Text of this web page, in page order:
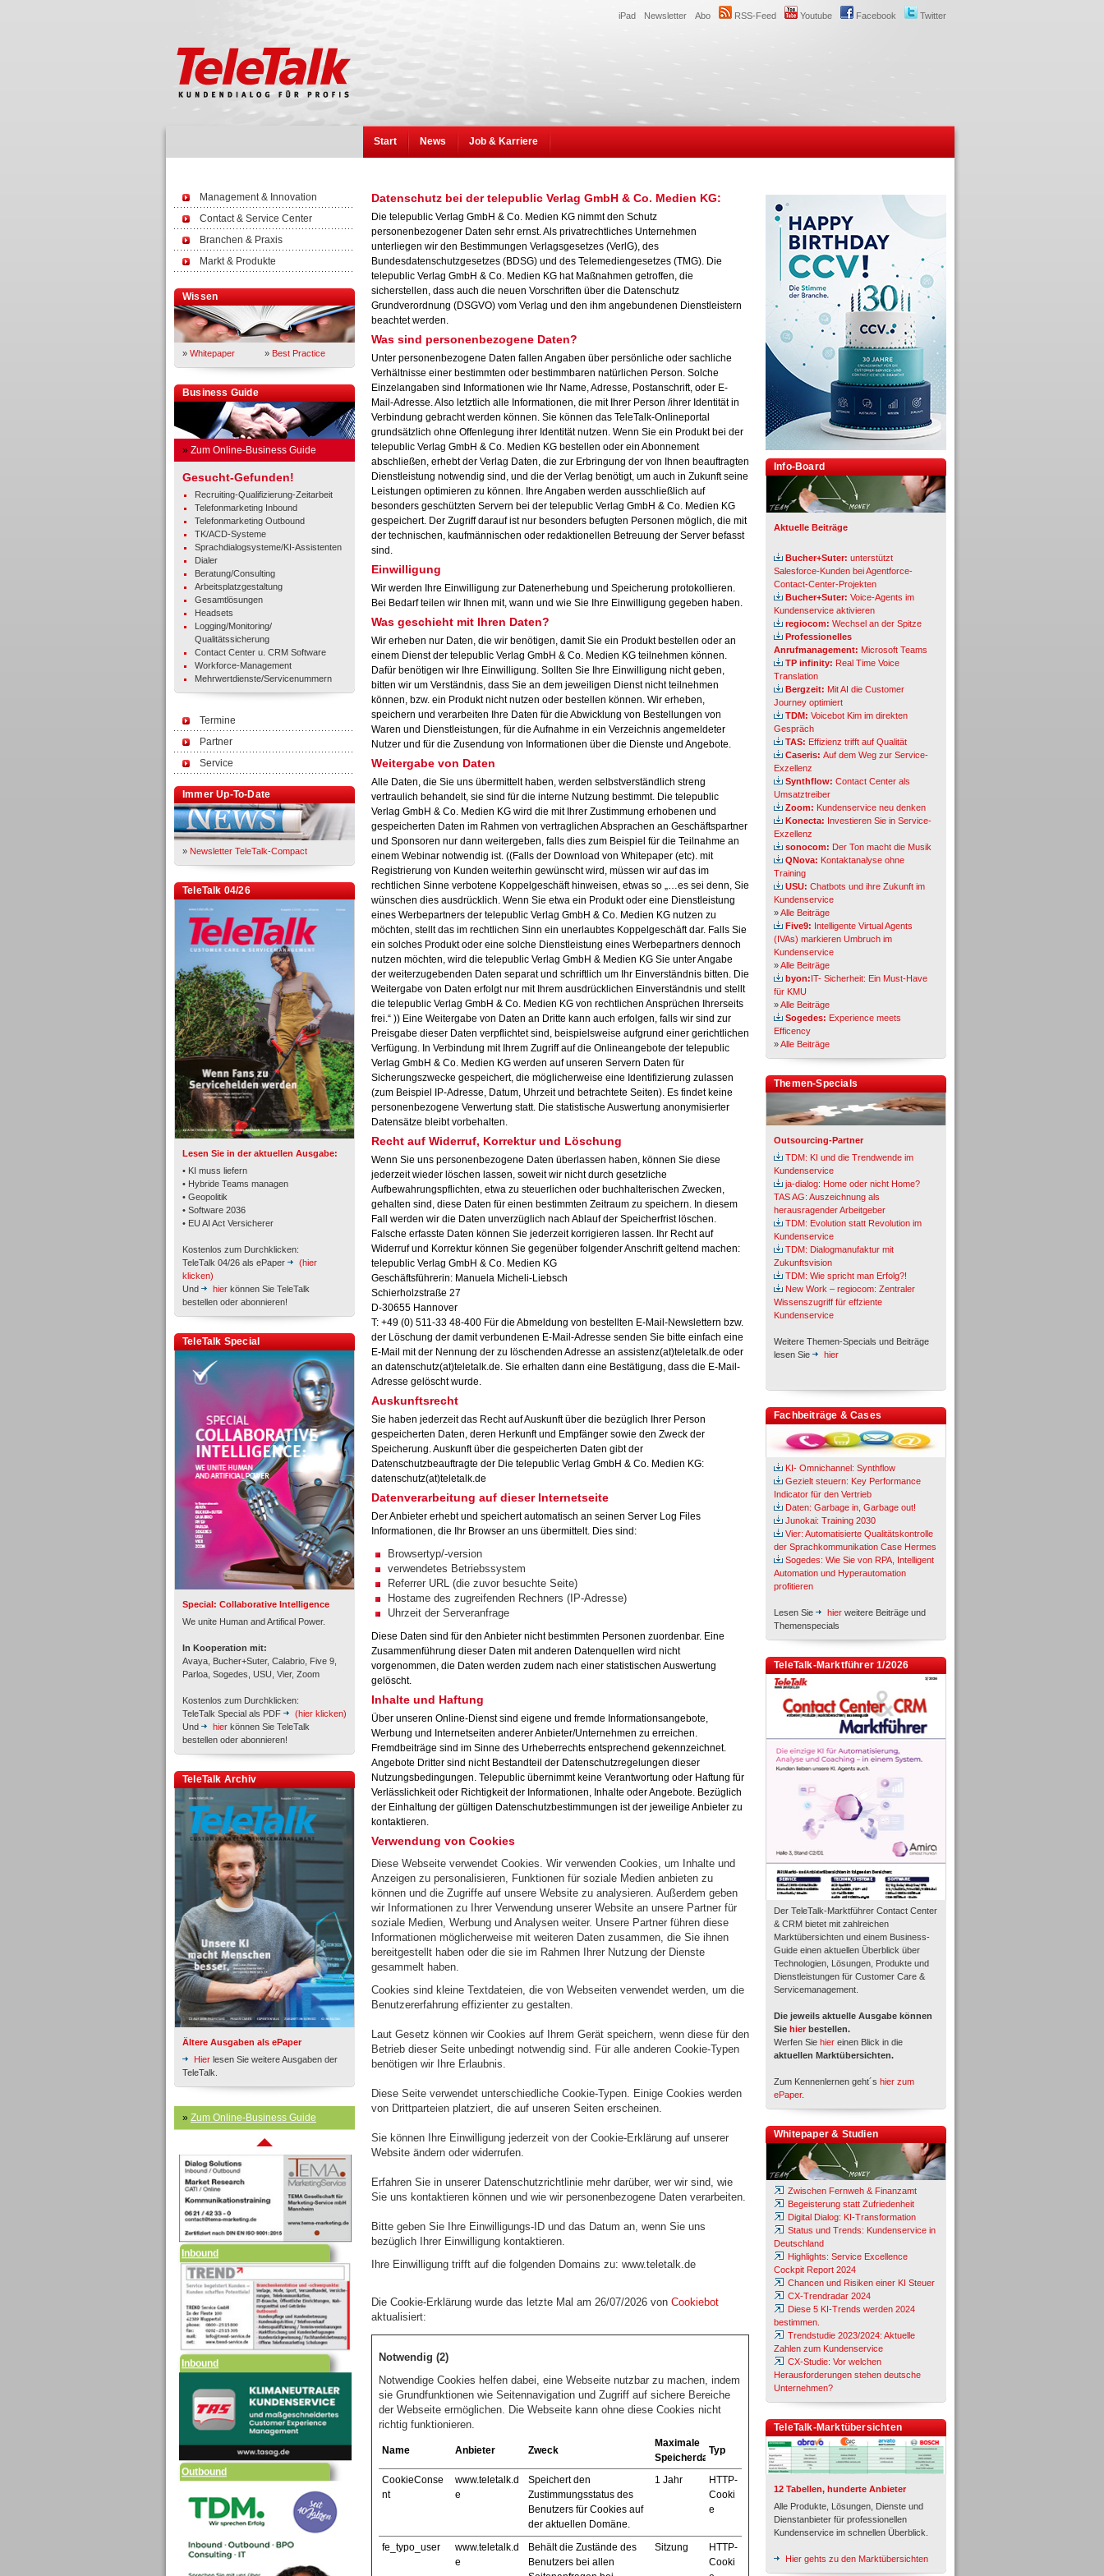
Twitter
Facebook
Youtube
RSS-Feed
Abo
Newsletter
iPad
Start News Job & Karriere
Management & Innovation
Contact & Service Center
Branchen & Praxis
Markt & Produkte
Wissen
» Whitepaper » Best Practice
Business Guide
» Zum Online-Business Guide
Gesucht-Gefunden!
Recruiting-Qualifizierung-Zeitarbeit
Telefonmarketing Inbound
Telefonmarketing Outbound
TK/ACD-Systeme
Sprachdialogsysteme/KI-Assistenten
Dialer
Beratung/Consulting
Arbeitsplatzgestaltung
Gesamtlösungen
Headsets
Logging/Monitoring/
Qualitätssicherung
Contact Center u. CRM Software
Workforce-Management
Mehrwertdienste/Servicenummern
Termine
Partner
Service
Immer Up-To-Date
» Newsletter TeleTalk-Compact
TeleTalk 04/26
Lesen Sie in der aktuellen Ausgabe:
• KI muss liefern
• Hybride Teams managen
• Geopolitik
• Software 2036
• EU AI Act Versicherer
Kostenlos zum Durchklicken:
TeleTalk 04/26 als ePaper
(hier
klicken)
Und
hier können Sie TeleTalk
bestellen oder abonnieren!
TeleTalk Special
Special: Collaborative Intelligence
We unite Human and Artifical Power.
In Kooperation mit:
Avaya, Bucher+Suter, Calabrio, Five 9,
Parloa, Sogedes, USU, Vier, Zoom
Kostenlos zum Durchklicken:
TeleTalk Special als PDF
(hier klicken)
Und
hier können Sie TeleTalk
bestellen oder abonnieren!
TeleTalk Archiv
Ältere Ausgaben als ePaper
Hier lesen Sie weitere Ausgaben der
TeleTalk.
» Zum Online-Business Guide
TK- und ACD-Systeme
Workforce-Management
Personal
Personal
Inbound
Inbound
Inbound
Inbound
Inbound
Inbound
Outbound
Datenschutz bei der telepublic Verlag GmbH & Co. Medien KG:
Die telepublic Verlag GmbH & Co. Medien KG nimmt den Schutz
personenbezogener Daten sehr ernst. Als privatrechtliches Unternehmen
unterliegen wir den Bestimmungen Verlagsgesetzes (VerlG), des
Bundesdatenschutzgesetzes (BDSG) und des Telemediengesetzes (TMG). Die
telepublic Verlag GmbH & Co. Medien KG hat Maßnahmen getroffen, die
sicherstellen, dass auch die neuen Vorschriften über die Datenschutz
Grundverordnung (DSGVO) vom Verlag und den ihm angebundenen Dienstleistern
beachtet werden.
Was sind personenbezogene Daten?
Unter personenbezogene Daten fallen Angaben über persönliche oder sachliche
Verhältnisse einer bestimmten oder bestimmbaren natürlichen Person. Solche
Einzelangaben sind Informationen wie Ihr Name, Adresse, Postanschrift, oder E-
Mail-Adresse. Also letztlich alle Informationen, die mit Ihrer Person /ihrer Identität in
Verbindung gebracht werden können. Sie können das TeleTalk-Onlineportal
grundsätzlich ohne Offenlegung ihrer Identität nutzen. Wenn Sie ein Produkt bei der
telepublic Verlag GmbH & Co. Medien KG bestellen oder ein Abonnement
abschließen, erhebt der Verlag Daten, die zur Erbringung der von Ihnen beauftragten
Dienstleistung notwendig sind, und die der Verlag benötigt, um auch in Zukunft seine
Leistungen optimieren zu können. Ihre Angaben werden ausschließlich auf
besonders geschützten Servern bei der telepublic Verlag GmbH & Co. Medien KG
gespeichert. Der Zugriff darauf ist nur besonders befugten Personen möglich, die mit
der technischen, kaufmännischen oder redaktionellen Betreuung der Server befasst
sind.
Einwilligung
Wir werden Ihre Einwilligung zur Datenerhebung und Speicherung protokollieren.
Bei Bedarf teilen wir Ihnen mit, wann und wie Sie Ihre Einwilligung gegeben haben.
Was geschieht mit Ihren Daten?
Wir erheben nur Daten, die wir benötigen, damit Sie ein Produkt bestellen oder an
einem Dienst der telepublic Verlag GmbH & Co. Medien KG teilnehmen können.
Dafür benötigen wir Ihre Einwilligung. Sollten Sie Ihre Einwilligung nicht geben,
bitten wir um Verständnis, dass Sie an dem jeweiligen Dienst nicht teilnehmen
können, bzw. ein Produkt nicht nutzen oder bestellen können. Wir erheben,
speichern und verarbeiten Ihre Daten für die Abwicklung von Bestellungen von
Waren und Dienstleistungen, für die Aufnahme in ein Verzeichnis angemeldeter
Nutzer und für die Zusendung von Informationen über die Dienste und Angebote.
Weitergabe von Daten
Alle Daten, die Sie uns übermittelt haben, werden selbstverständlich streng
vertraulich behandelt, sie sind für die interne Nutzung bestimmt. Die telepublic
Verlag GmbH & Co. Medien KG wird die mit Ihrer Zustimmung erhobenen und
gespeicherten Daten im Rahmen von vertraglichen Absprachen an Geschäftspartner
und Sponsoren nur dann weitergeben, falls dies zum Beispiel für die Teilnahme an
einem Webinar notwendig ist. ((Falls der Download von Whitepaper (etc). mit
Registrierung von Kunden weiterhin gewünscht wird, müssen wir auf das im
rechtlichen Sinne verbotene Koppelgeschäft hinweisen, etwas so „…es sei denn, Sie
wünschen dies ausdrücklich. Wenn Sie etwa ein Produkt oder eine Dienstleistung
eines Werbepartners der telepublic Verlag GmbH & Co. Medien KG nutzen zu
möchten, stellt das im rechtlichen Sinn ein unerlaubtes Koppelgeschäft dar. Falls Sie
ein solches Produkt oder eine solche Dienstleistung eines Werbepartners dennoch
nutzen möchten, wird die telepublic Verlag GmbH & Medien KG Sie unter Angabe
der weiterzugebenden Daten separat und schriftlich um Ihr Einverständnis bitten. Die
Weitergabe von Daten erfolgt nur mit Ihrem ausdrücklichen Einverständnis und stellt
die telepublic Verlag GmbH & Co. Medien KG von rechtlichen Ansprüchen Ihrerseits
frei.“ )) Eine Weitergabe von Daten an Dritte kann auch erfolgen, falls wir sind zur
Preisgabe dieser Daten verpflichtet sind, beispielsweise aufgrund einer gerichtlichen
Verfügung. In Verbindung mit Ihrem Zugriff auf die Onlineangebote der telepublic
Verlag GmbH & Co. Medien KG werden auf unseren Servern Daten für
Sicherungszwecke gespeichert, die möglicherweise eine Identifizierung zulassen
(zum Beispiel IP-Adresse, Datum, Uhrzeit und betrachtete Seiten). Es findet keine
personenbezogene Verwertung statt. Die statistische Auswertung anonymisierter
Datensätze bleibt vorbehalten.
Recht auf Widerruf, Korrektur und Löschung
Wenn Sie uns personenbezogene Daten überlassen haben, können Sie diese
jederzeit wieder löschen lassen, soweit wir nicht durch gesetzliche
Aufbewahrungspflichten, etwa zu steuerlichen oder buchhalterischen Zwecken,
gehalten sind, diese Daten für einen bestimmten Zeitraum zu speichern. In diesem
Fall werden wir die Daten unverzüglich nach Ablauf der Speicherfrist löschen.
Falsche erfasste Daten können Sie jederzeit korrigieren lassen. Ihr Recht auf
Widerruf und Korrektur können Sie gegenüber folgender Anschrift geltend machen:
telepublic Verlag GmbH & Co. Medien KG
Geschäftsführerin: Manuela Micheli-Liebsch
Schierholzstraße 27
D-30655 Hannover
T: +49 (0) 511-33 48-400 Für die Abmeldung von bestellten E-Mail-Newslettern bzw.
der Löschung der damit verbundenen E-Mail-Adresse senden Sie bitte einfach eine
E-Mail mit der Nennung der zu löschenden Adresse an assistenz(at)teletalk.de oder
an datenschutz(at)teletalk.de. Sie erhalten dann eine Bestätigung, dass die E-Mail-
Adresse gelöscht wurde.
Auskunftsrecht
Sie haben jederzeit das Recht auf Auskunft über die bezüglich Ihrer Person
gespeicherten Daten, deren Herkunft und Empfänger sowie den Zweck der
Speicherung. Auskunft über die gespeicherten Daten gibt der
Datenschutzbeauftragte der Die telepublic Verlag GmbH & Co. Medien KG:
datenschutz(at)teletalk.de
Datenverarbeitung auf dieser Internetseite
Der Anbieter erhebt und speichert automatisch an seinen Server Log Files
Informationen, die Ihr Browser an uns übermittelt. Dies sind:
Browsertyp/-version
verwendetes Betriebssystem
Referrer URL (die zuvor besuchte Seite)
Hostame des zugreifenden Rechners (IP-Adresse)
Uhrzeit der Serveranfrage
Diese Daten sind für den Anbieter nicht bestimmten Personen zuordenbar. Eine
Zusammenführung dieser Daten mit anderen Datenquellen wird nicht
vorgenommen, die Daten werden zudem nach einer statistischen Auswertung
gelöscht.
Inhalte und Haftung
Über unseren Online-Dienst sind eigene und fremde Informationsangebote,
Werbung und Internetseiten anderer Anbieter/Unternehmen zu erreichen.
Fremdbeiträge sind im Sinne des Urheberrechts entsprechend gekennzeichnet.
Angebote Dritter sind nicht Bestandteil der Datenschutzregelungen dieser
Nutzungsbedingungen. Telepublic übernimmt keine Verantwortung oder Haftung für
Verlässlichkeit oder Richtigkeit der Informationen, Inhalte oder Angebote. Bezüglich
der Einhaltung der gültigen Datenschutzbestimmungen ist der jeweilige Anbieter zu
kontaktieren.
Verwendung von Cookies
Diese Webseite verwendet Cookies. Wir verwenden Cookies, um Inhalte und
Anzeigen zu personalisieren, Funktionen für soziale Medien anbieten zu
können und die Zugriffe auf unsere Website zu analysieren. Außerdem geben
wir Informationen zu Ihrer Verwendung unserer Website an unsere Partner für
soziale Medien, Werbung und Analysen weiter. Unsere Partner führen diese
Informationen möglicherweise mit weiteren Daten zusammen, die Sie ihnen
bereitgestellt haben oder die sie im Rahmen Ihrer Nutzung der Dienste
gesammelt haben.
Cookies sind kleine Textdateien, die von Webseiten verwendet werden, um die
Benutzererfahrung effizienter zu gestalten.
Laut Gesetz können wir Cookies auf Ihrem Gerät speichern, wenn diese für den
Betrieb dieser Seite unbedingt notwendig sind. Für alle anderen Cookie-Typen
benötigen wir Ihre Erlaubnis.
Diese Seite verwendet unterschiedliche Cookie-Typen. Einige Cookies werden
von Drittparteien platziert, die auf unseren Seiten erscheinen.
Sie können Ihre Einwilligung jederzeit von der Cookie-Erklärung auf unserer
Website ändern oder widerrufen.
Erfahren Sie in unserer Datenschutzrichtlinie mehr darüber, wer wir sind, wie
Sie uns kontaktieren können und wie wir personenbezogene Daten verarbeiten.
Bitte geben Sie Ihre Einwilligungs-ID und das Datum an, wenn Sie uns
bezüglich Ihrer Einwilligung kontaktieren.
Ihre Einwilligung trifft auf die folgenden Domains zu: www.teletalk.de
Die Cookie-Erklärung wurde das letzte Mal am 26/07/2026 von Cookiebot
aktualisiert:
Notwendig (2)
Notwendige Cookies helfen dabei, eine Webseite nutzbar zu machen, indem
sie Grundfunktionen wie Seitennavigation und Zugriff auf sichere Bereiche
der Webseite ermöglichen. Die Webseite kann ohne diese Cookies nicht
richtig funktionieren.
Name Anbieter Zweck
Maximale
Speicherdauer
Typ
CookieConse
nt
www.teletalk.d
e
Speichert den
Zustimmungsstatus des
Benutzers für Cookies auf
der aktuellen Domäne.
1 Jahr
HTTP-
Cooki
e
fe_typo_user
www.teletalk.d
e
Behält die Zustände des
Benutzers bei allen
Sitzung
HTTP-
Cooki
Info-Board
Aktuelle Beiträge
Bucher+Suter: unterstützt
Salesforce-Kunden bei Agentforce-
Contact-Center-Projekten
Bucher+Suter: Voice-Agents im
Kundenservice aktivieren
regiocom: Wechsel an der Spitze
Professionelles
Anrufmanagement: Microsoft Teams
TP infinity: Real Time Voice
Translation
Bergzeit: Mit AI die Customer
Journey optimiert
TDM: Voicebot Kim im direkten
Gespräch
TAS: Effizienz trifft auf Qualität
Caseris: Auf dem Weg zur Service-
Exzellenz
Synthflow: Contact Center als
Umsatztreiber
Zoom: Kundenservice neu denken
Konecta: Investieren Sie in Service-
Exzellenz
sonocom: Der Ton macht die Musik
QNova: Kontaktanalyse ohne
Training
USU: Chatbots und ihre Zukunft im
Kundenservice
»Alle Beiträge
Five9: Intelligente Virtual Agents
(IVAs) markieren Umbruch im
Kundenservice
»Alle Beiträge
byon:IT- Sicherheit: Ein Must-Have
für KMU
»Alle Beiträge
Sogedes: Experience meets
Efficency
»Alle Beiträge
Themen-Specials
Outsourcing-Partner
TDM: KI und die Trendwende im
Kundenservice
ja-dialog: Home oder nicht Home?
TAS AG: Auszeichnung als
herausragender Arbeitgeber
TDM: Evolution statt Revolution im
Kundenservice
TDM: Dialogmanufaktur mit
Zukunftsvision
TDM: Wie spricht man Erfolg?!
New Work – regiocom: Zentraler
Wissenszugriff für effziente
Kundenservice
Weitere Themen-Specials und Beiträge
lesen Sie
hier
Fachbeiträge & Cases
KI- Omnichannel: Synthflow
Gezielt steuern: Key Performance
Indicator für den Vertrieb
Daten: Garbage in, Garbage out!
Junokai: Training 2030
Vier: Automatisierte Qualitätskontrolle
der Sprachkommunikation Case Hermes
Sogedes: Wie Sie von RPA, Intelligent
Automation und Hyperautomation
profitieren
Lesen Sie hier weitere Beiträge und
Themenspecials
TeleTalk-Marktführer 1/2026
Der TeleTalk-Marktführer Contact Center
& CRM bietet mit zahlreichen
Marktübersichten und einem Business-
Guide einen aktuellen Überblick über
Technologien, Lösungen, Produkte und
Dienstleistungen für Customer Care &
Servicemanagement.
Die jeweils aktuelle Ausgabe können
Sie hier bestellen.
Werfen Sie hier einen Blick in die
aktuellen Marktübersichten.
Zum Kennenlernen geht´s hier zum
ePaper.
Whitepaper & Studien
Zwischen Fernweh & Finanzamt
Begeisterung statt Zufriedenheit
Digital Dialog: KI-Transformation
Status und Trends: Kundenservice in
Deutschland
Highlights: Service Excellence
Cockpit Report 2024
Chancen und Risiken einer KI Steuer
CX-Trendradar 2024
Diese 5 KI-Trends werden 2024
bestimmen.
Trendstudie 2023/2024: Aktuelle
Zahlen zum Kundenservice
CX-Studie: Vor welchen
Herausforderungen stehen deutsche
Unternehmen?
TeleTalk-Marktübersichten
12 Tabellen, hunderte Anbieter
Alle Produkte, Lösungen, Dienste und
Dienstanbieter für professionellen
Kundenservice im schnellen Überblick.
Hier gehts zu den Marktübersichten